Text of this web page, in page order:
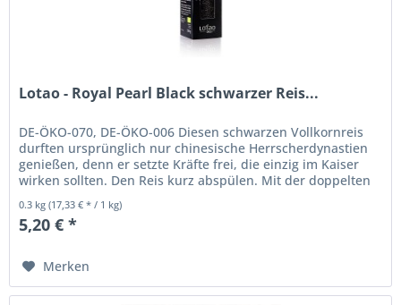
Lotao - Royal Pearl Black schwarzer Reis...
DE-ÖKO-070, DE-ÖKO-006 Diesen schwarzen Vollkornreis
durften ursprünglich nur chinesische Herrscherdynastien
genießen, denn er setzte Kräfte frei, die einzig im Kaiser
wirken sollten. Den Reis kurz abspülen. Mit der doppelten
0.3 kg(17,33 € * / 1 kg)
5,20 € *
Merken